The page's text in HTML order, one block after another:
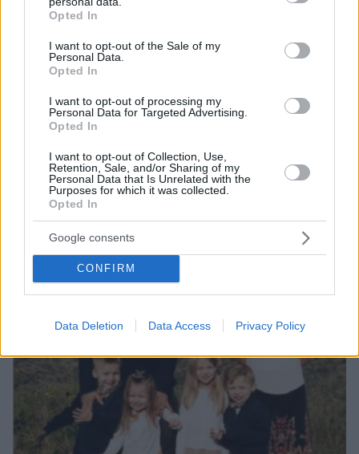
grant or deny consent to Google and its third-party tags to
use your data for below specified purposes in below Google
consent section.
Opted In
I want to opt-out of the Sale of my
Personal Data.
Opted In
I want to opt-out of processing my
Personal Data for Targeted Advertising.
Opted In
I want to opt-out of Collection, Use,
Retention, Sale, and/or Sharing of my
Personal Data that Is Unrelated with the
Purposes for which it was collected.
Opted In
Google consents
CONFIRM
Data Deletion Data Access Privacy Policy
Οι πυρκαγιές στην Αττική έκαναν τον γύρο του κόσμου:
Τα αφιερώματα των διεθνών ειδησιογραφικών
πρακτορείων
ΔΕΙΤΕ ΟΛΕΣ ΤΙΣ ΕΙΔΗΣΕΙΣ
ΤΑ ΠΙΟ ΔΗΜΟΦΙΛΗ